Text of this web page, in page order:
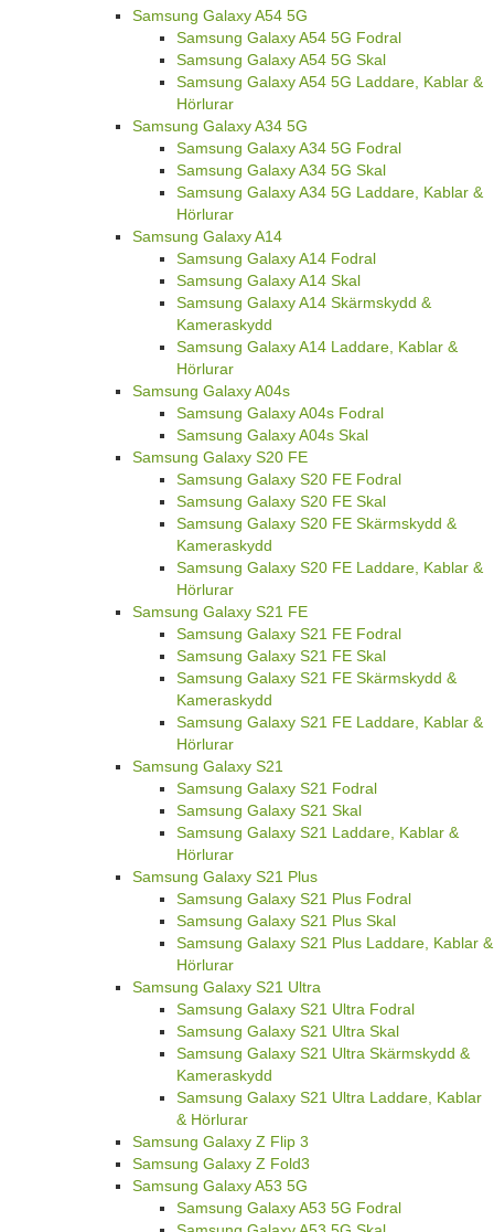
Samsung Galaxy A54 5G
Samsung Galaxy A54 5G Fodral
Samsung Galaxy A54 5G Skal
Samsung Galaxy A54 5G Laddare, Kablar &
Hörlurar
Samsung Galaxy A34 5G
Samsung Galaxy A34 5G Fodral
Samsung Galaxy A34 5G Skal
Samsung Galaxy A34 5G Laddare, Kablar &
Hörlurar
Samsung Galaxy A14
Samsung Galaxy A14 Fodral
Samsung Galaxy A14 Skal
Samsung Galaxy A14 Skärmskydd &
Kameraskydd
Samsung Galaxy A14 Laddare, Kablar &
Hörlurar
Samsung Galaxy A04s
Samsung Galaxy A04s Fodral
Samsung Galaxy A04s Skal
Samsung Galaxy S20 FE
Samsung Galaxy S20 FE Fodral
Samsung Galaxy S20 FE Skal
Samsung Galaxy S20 FE Skärmskydd &
Kameraskydd
Samsung Galaxy S20 FE Laddare, Kablar &
Hörlurar
Samsung Galaxy S21 FE
Samsung Galaxy S21 FE Fodral
Samsung Galaxy S21 FE Skal
Samsung Galaxy S21 FE Skärmskydd &
Kameraskydd
Samsung Galaxy S21 FE Laddare, Kablar &
Hörlurar
Samsung Galaxy S21
Samsung Galaxy S21 Fodral
Samsung Galaxy S21 Skal
Samsung Galaxy S21 Laddare, Kablar &
Hörlurar
Samsung Galaxy S21 Plus
Samsung Galaxy S21 Plus Fodral
Samsung Galaxy S21 Plus Skal
Samsung Galaxy S21 Plus Laddare, Kablar &
Hörlurar
Samsung Galaxy S21 Ultra
Samsung Galaxy S21 Ultra Fodral
Samsung Galaxy S21 Ultra Skal
Samsung Galaxy S21 Ultra Skärmskydd &
Kameraskydd
Samsung Galaxy S21 Ultra Laddare, Kablar
& Hörlurar
Samsung Galaxy Z Flip 3
Samsung Galaxy Z Fold3
Samsung Galaxy A53 5G
Samsung Galaxy A53 5G Fodral